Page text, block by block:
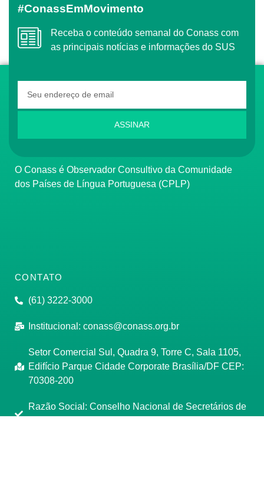
#ConassEmMovimento
Receba o conteúdo semanal do Conass com
as principais notícias e informações do SUS
ASSINAR
O Conass é Observador Consultivo da Comunidade
dos Países de Língua Portuguesa (CPLP)
CONTATO
(61) 3222-3000
Institucional: conass@conass.org.br
Setor Comercial Sul, Quadra 9, Torre C, Sala 1105,
Edifício Parque Cidade Corporate Brasília/DF CEP:
70308-200
Razão Social: Conselho Nacional de Secretários de